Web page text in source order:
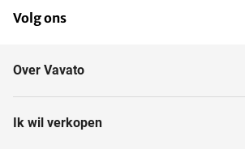
Volg ons
Over Vavato
Ik wil verkopen